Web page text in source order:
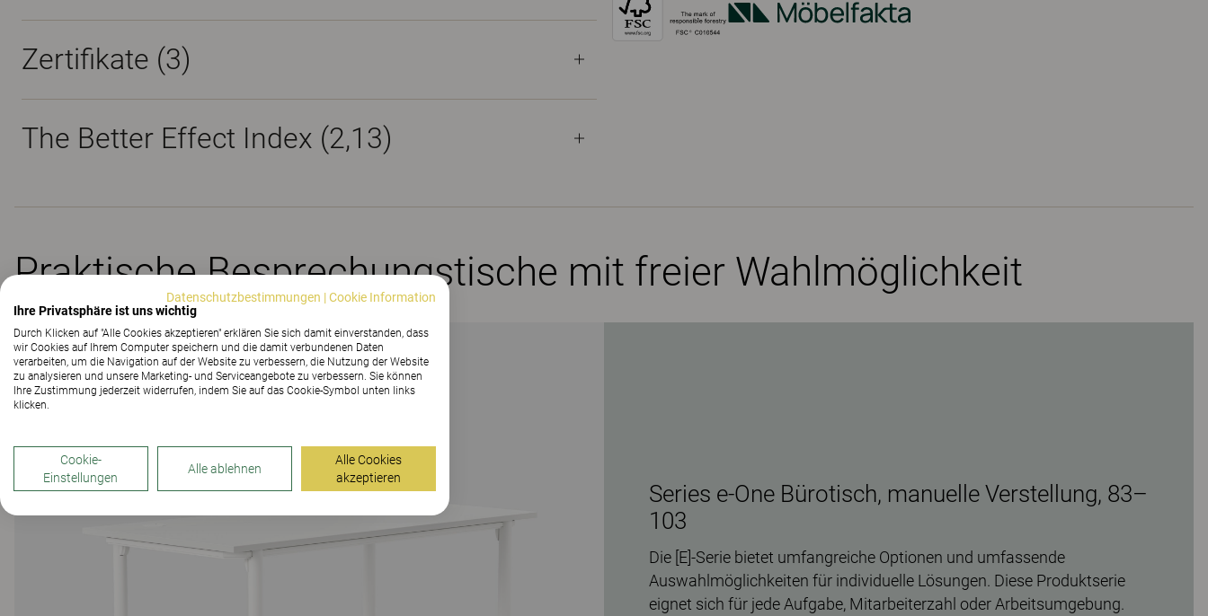
Zertifikate (3)
The Better Effect Index (2,13)
Praktische Besprechungstische mit freier Wahlmöglichkeit
Series e-One Bürotisch, manuelle Verstellung, 83–
103
Die [E]-Serie bietet umfangreiche Optionen und umfassende
Auswahlmöglichkeiten für individuelle Lösungen. Diese Produktserie
eignet sich für jede Aufgabe, Mitarbeiterzahl oder Arbeitsumgebung.
Datenschutzbestimmungen |Cookie Information
Ihre Privatsphäre ist uns wichtig
Durch Klicken auf "Alle Cookies akzeptieren" erklären Sie sich damit einverstanden, dass
wir Cookies auf Ihrem Computer speichern und die damit verbundenen Daten
verarbeiten, um die Navigation auf der Website zu verbessern, die Nutzung der Website
zu analysieren und unsere Marketing- und Serviceangebote zu verbessern. Sie können
Ihre Zustimmung jederzeit widerrufen, indem Sie auf das Cookie-Symbol unten links
klicken.
Cookie-
Einstellungen
Alle ablehnen
Alle Cookies
akzeptieren